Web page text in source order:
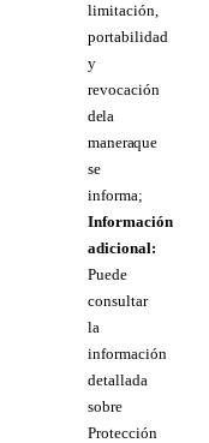
limitación,
portabilidad
y
revocación
de la
manera que
se
informa;
Información
adicional:
Puede
consultar
la
información
detallada
sobre
Protección